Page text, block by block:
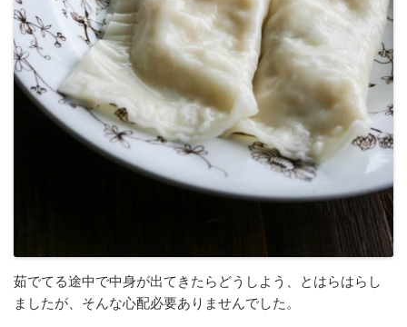
茹でてる途中で中身が出てきたらどうしよう、とはらはらし
ましたが、そんな心配必要ありませんでした。